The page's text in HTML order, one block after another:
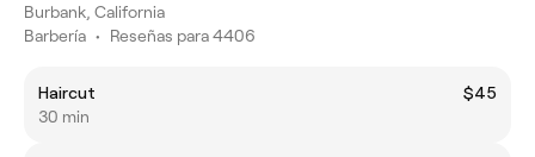
Burbank, California
Barbería • Reseñas para 4406
Haircut
$45
30 min